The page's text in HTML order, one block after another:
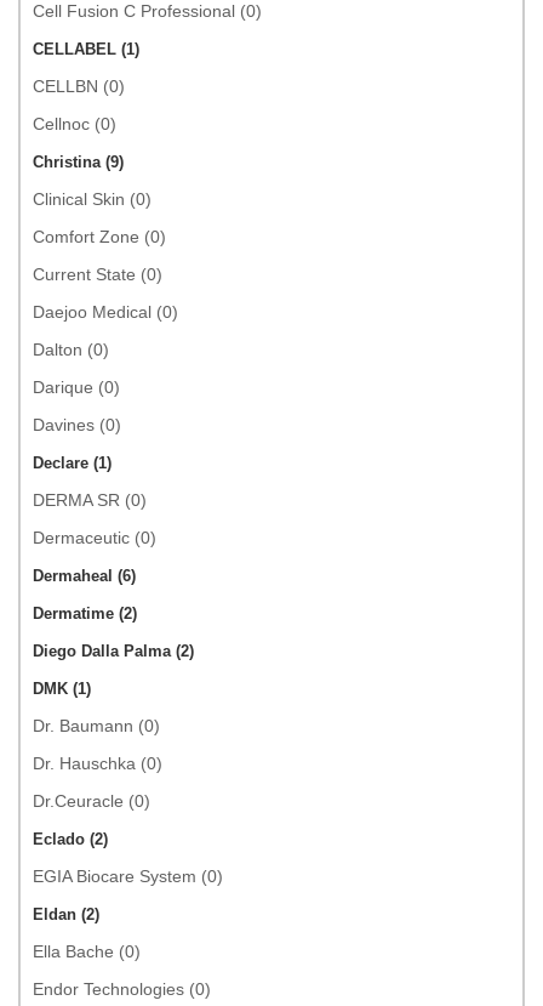
Cell Fusion C Professional (0)
CELLABEL (1)
CELLBN (0)
Cellnoc (0)
Christina (9)
Clinical Skin (0)
Comfort Zone (0)
Current State (0)
Daejoo Medical (0)
Dalton (0)
Darique (0)
Davines (0)
Declare (1)
DERMA SR (0)
Dermaceutic (0)
Dermaheal (6)
Dermatime (2)
Diego Dalla Palma (2)
DMK (1)
Dr. Baumann (0)
Dr. Hauschka (0)
Dr.Ceuracle (0)
Eclado (2)
EGIA Biocare System (0)
Eldan (2)
Ella Bache (0)
Endor Technologies (0)